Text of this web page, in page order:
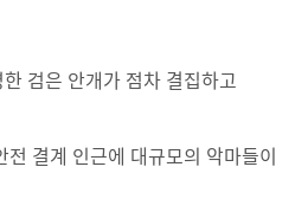
검은 안개가 점차 결집하고
결계 인근에 대규모의 악마들이